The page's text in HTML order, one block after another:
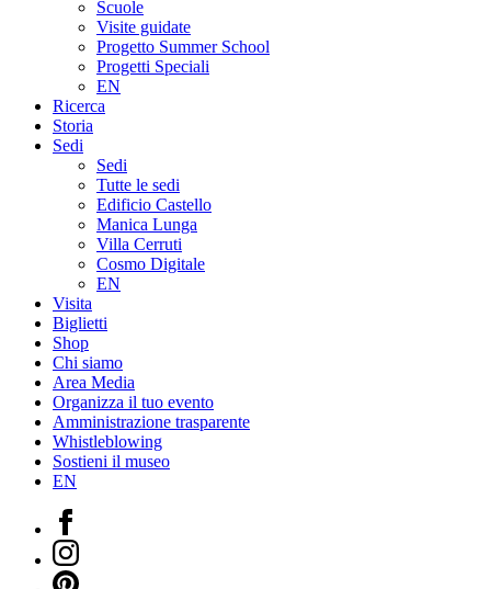
Scuole
Visite guidate
Progetto Summer School
Progetti Speciali
EN
Ricerca
Storia
Sedi
Sedi
Tutte le sedi
Edificio Castello
Manica Lunga
Villa Cerruti
Cosmo Digitale
EN
Visita
Biglietti
Shop
Chi siamo
Area Media
Organizza il tuo evento
Amministrazione trasparente
Whistleblowing
Sostieni il museo
EN
Facebook
Instagram
Pinterest